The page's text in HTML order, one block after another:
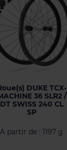
DUKE TCX-
36 SLR2 /
DT SWISS 240 CL
SP
A partir de : 1197 g